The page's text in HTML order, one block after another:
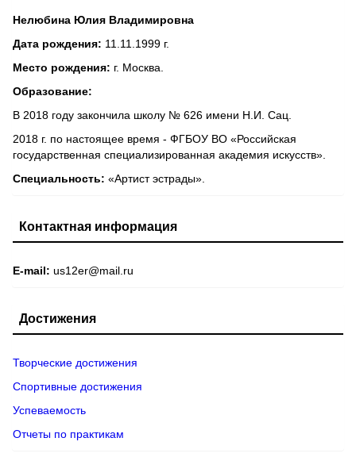
Нелюбина Юлия Владимировна
Дата рождения: 11.11.1999 г.
Место рождения: г. Москва.
Образование:
В 2018 году закончила школу № 626 имени Н.И. Сац.
2018 г. по настоящее время - ФГБОУ ВО «Российская
государственная специализированная академия искусств».
Специальность: «Артист эстрады».
Контактная информация
E-mail: us12er@mail.ru
Достижения
Творческие достижения
Спортивные достижения
Успеваемость
Отчеты по практикам